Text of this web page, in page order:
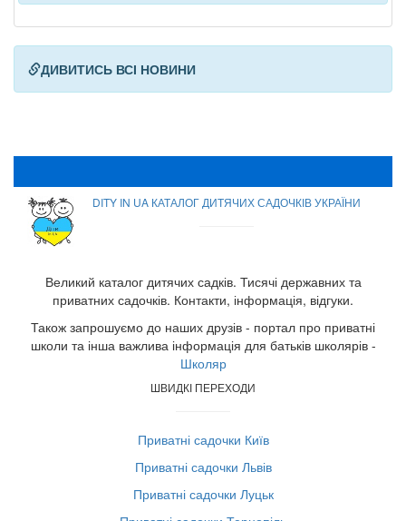
ДИВИТИСЬ ВСІ НОВИНИ
DITY IN UA КАТАЛОГ ДИТЯЧИХ САДОЧКІВ УКРАЇНИ
Великий каталог дитячих садків. Тисячі державних та
приватних садочків. Контакти, інформація, відгуки.
Також запрошуємо до наших друзів - портал про приватні
школи та інша важлива інформація для батьків школярів -
Школяр
ШВИДКІ ПЕРЕХОДИ
Приватні садочки Київ
Приватні садочки Львів
Приватні садочки Луцьк